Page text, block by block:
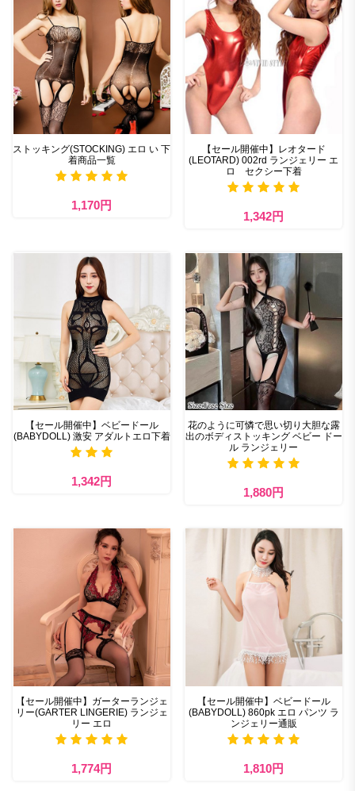
ストッキング(STOCKING) エロ い 下
着商品一覧
1,170円
【セール開催中】レオタード
(LEOTARD) 002rd ランジェリー エ
ロ セクシー下着
1,342円
【セール開催中】ベビードール
(BABYDOLL) 激安 アダルトエロ下着
1,342円
花のように可憐で思い切り大胆な露
出のボディストッキング ベビー ドー
ル ランジェリー
1,880円
【セール開催中】ガーターランジェ
リー(GARTER LINGERIE) ランジェ
リー エロ
1,774円
【セール開催中】ベビードール
(BABYDOLL) 860pk エロ パンツ ラ
ンジェリー通販
1,810円